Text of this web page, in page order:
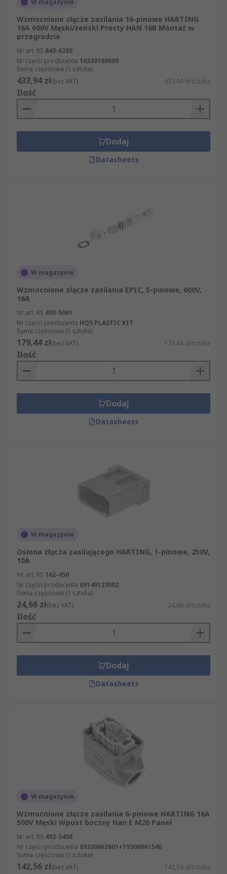
W magazynie
Wzmocnione złącze zasilania 16-pinowe HARTING
16A 600V Męski/żeński Prosty HAN 16B Montaż w
przegrodzie
Nr art. RS 843-6280
Nr części producenta 10330160000
Suma częściowa (1 sztuka)
433,94 zł(bez VAT) 433,94 zł/sztuka
Ilość
Dodaj
Datasheets
W magazynie
Wzmocnione złącze zasilania EPIC, 5-pinowe, 600V,
16A
Nr art. RS 495-5061
Nr części producenta HQ5 PLASTIC KIT
Suma częściowa (1 sztuka)
179,44 zł(bez VAT) 179,44 zł/sztuka
Ilość
Dodaj
Datasheets
W magazynie
Osłona złącza zasilającego HARTING, 1-pinowe, 250V,
10A
Nr art. RS 162-450
Nr części producenta 09140123002
Suma częściowa (1 sztuka)
24,66 zł(bez VAT) 24,66 zł/sztuka
Ilość
Dodaj
Datasheets
W magazynie
Wzmocnione złącze zasilania 6-pinowe HARTING 16A
500V Męski Wpust boczny Han E M20 Panel
Nr art. RS 492-5458
Nr części producenta 09330062601+19300061540
Suma częściowa (1 sztuka)
142,56 zł(bez VAT) 142,56 zł/sztuka